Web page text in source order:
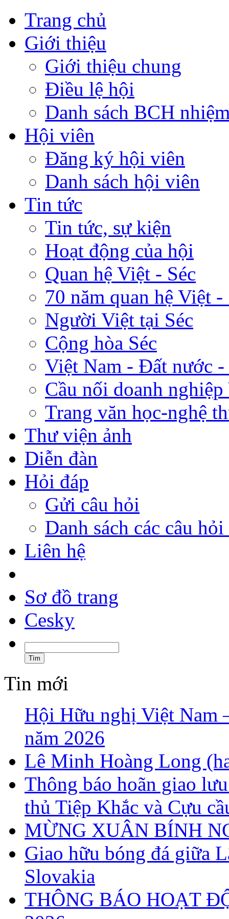
Trang chủ
Giới thiệu
Giới thiệu chung
Điều lệ hội
Danh sách BCH
Hội viên
Đăng ký hội viên
Danh sách hội viên
Tin tức
Tin tức, sự kiện
Hoạt động của hội
Quan hệ Việt - Séc
70 năm quan hệ Việt -
Người Việt tại Séc
Cộng hòa Séc
Việt Nam - Đất nước
Cầu nối doanh nghiệp
Trang văn học-nghệ
Thư viện ảnh
Diễn đàn
Hỏi đáp
Gửi câu hỏi
Danh sách các câu
Liên hệ
Sơ đồ trang
Cesky
Tin mới
Hội Hữu nghị Việt Nam
năm 2026
Lê Minh Hoàng Long
Thông báo hoãn giao
thủ Tiệp Khắc và Cựu
MỪNG XUÂN BÍNH
Giao hữu bóng đá giữa
Slovakia
THÔNG BÁO HOẠT